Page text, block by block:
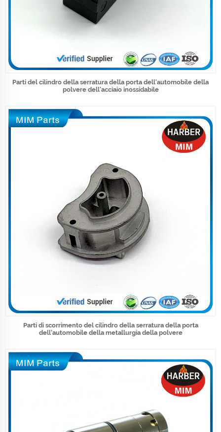
Parti del cilindro della serratura della porta dell'automobile della
polvere dell'acciaio inossidabile
Parti di scorrimento del cilindro della serratura della porta
dell'automobile della metallurgia della polvere